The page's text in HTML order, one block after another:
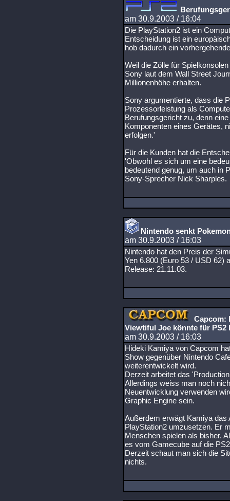
am 30.9.2003 / 16:04
Die PlayStation2 ist ein
Entscheidung ist ein
hob dadurch ein
Weil die Zölle für
Sony laut dem Wall Street
Millionenhöhe erhalten.
Sony argumentierte, dass die
Prozessorleistung als
Berufungsgericht zu, denn
Komponenten eines Gerätes,
erfolgen.'
Für die Kunden hat die
'Obwohl es sich um eine
bedeutend genug, um auch in
Sony-Sprecher Nick Sharples.
Nintendo senkt
am 30.9.2003 / 16:03
Nintendo hat den Preis der
Yen 6.800 (Euro 53 / USD 62)
Release: 21.11.03.
Capcom:
Viewtiful Joe könnte für PS2
am 30.9.2003 / 16:03
Hideki Kamiya von Capcom
Show gegenüber Nintendo
weiterentwickelt wird.
Derzeit arbeitet das
Allerdings weiss man noch
Neuentwicklung verwenden
Graphic Engine sein.
Außerdem erwägt Kamiya das
PlayStation2 umzusetzen. Er
Menschen spielen als bisher.
es vom Gamecube auf die
Derzeit schaut man sich die
nichts.